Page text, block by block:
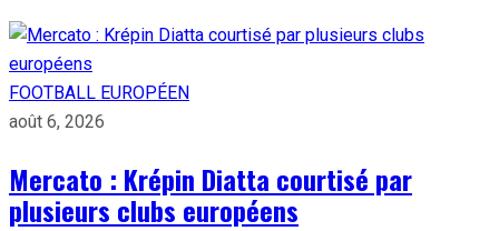
FOOTBALL EUROPÉEN
août 6, 2026
Mercato : Krépin Diatta courtisé par
plusieurs clubs européens